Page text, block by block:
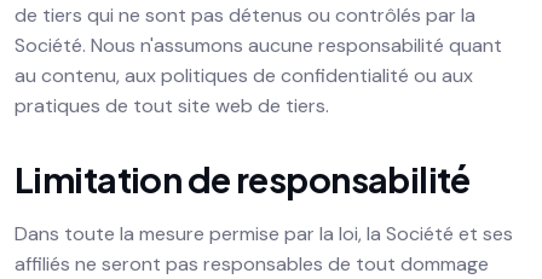
de tiers qui ne sont pas détenus ou contrôlés par la
Société. Nous n'assumons aucune responsabilité quant
au contenu, aux politiques de confidentialité ou aux
pratiques de tout site web de tiers.
Limitation de responsabilité
Dans toute la mesure permise par la loi, la Société et ses
affiliés ne seront pas responsables de tout dommage